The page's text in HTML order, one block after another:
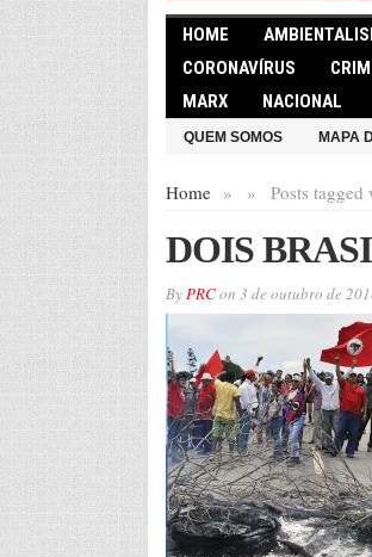
HOME
CORONAVÍRUS
MARX
NACIONAL
QUEM SOMOS MAPA
Home » Posts tagged
»
DOIS
ByPRCon 3 de outubro de